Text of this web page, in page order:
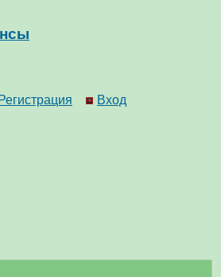
Регистрация Вход